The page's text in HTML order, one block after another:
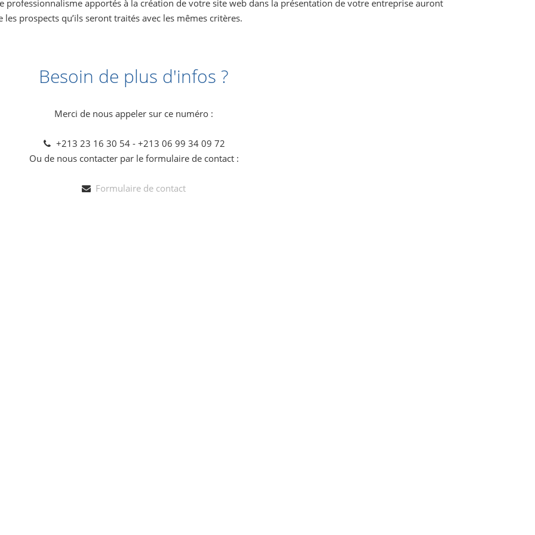
professionnalisme apportés à la création de votre site web dans la présentation de votre entreprise auront
les prospects qu’ils seront traités avec les mêmes critères.
Besoin de plus d'infos ?
Merci de nous appeler sur ce numéro :
+213 23 16 30 54 - +213 06 99 34 09 72
Ou de nous contacter par le formulaire de contact :
Formulaire de contact